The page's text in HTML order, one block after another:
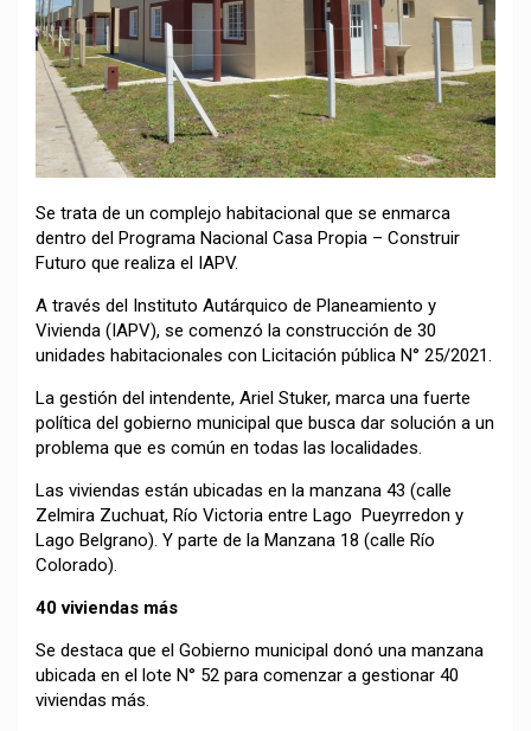
Se trata de un complejo habitacional que se enmarca
dentro del Programa Nacional Casa Propia – Construir
Futuro que realiza el IAPV.
A través del Instituto Autárquico de Planeamiento y
Vivienda (IAPV), se comenzó la construcción de 30
unidades habitacionales con Licitación pública N° 25/2021.
La gestión del intendente, Ariel Stuker, marca una fuerte
política del gobierno municipal que busca dar solución a un
problema que es común en todas las localidades.
Las viviendas están ubicadas en la manzana 43 (calle
Zelmira Zuchuat, Río Victoria entre Lago Pueyrredon y
Lago Belgrano). Y parte de la Manzana 18 (calle Río
Colorado).
40 viviendas más
Se destaca que el Gobierno municipal donó una manzana
ubicada en el lote N° 52 para comenzar a gestionar 40
viviendas más.